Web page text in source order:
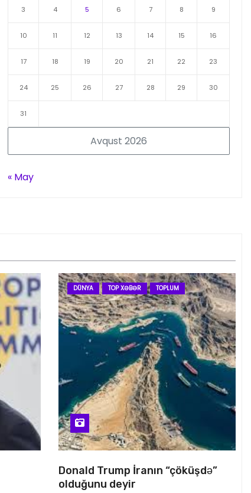
Avqust 2026
3 4 5 6 7 8 9
10 11 12 13 14 15 16
17 18 19 20 21 22 23
24 25 26 27 28 29 30
31
« May
DÜNYA TOP XƏBƏR TOPLUM
Donald Trump İranın “çöküşdə”
olduğunu deyir